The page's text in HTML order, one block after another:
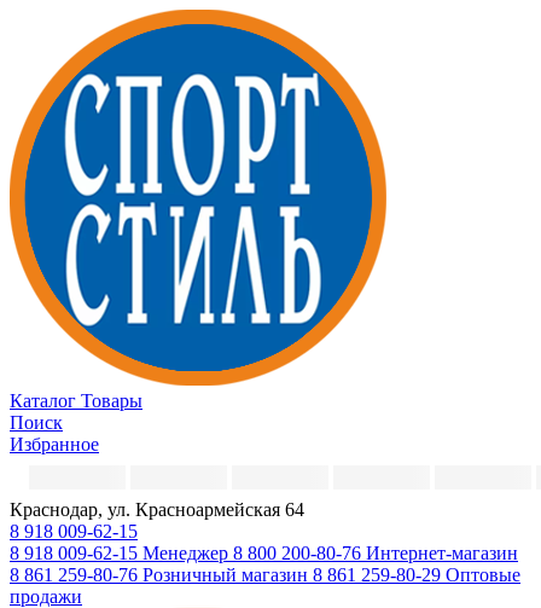
Каталог Товары
Поиск
Избранное
Краснодар, ул. Красноармейская 64
8 918 009-62-15
8 918 009-62-15 Менеджер 8 800 200-80-76 Интернет-магазин
8 861 259-80-76 Розничный магазин 8 861 259-80-29 Оптовые
продажи